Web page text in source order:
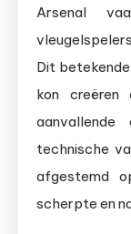
Arsenal
Dit
kon
technische
afgestemd
scherpte en